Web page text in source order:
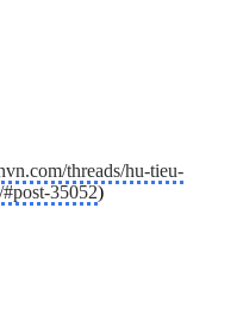
threads/hu-tieu-
35052)